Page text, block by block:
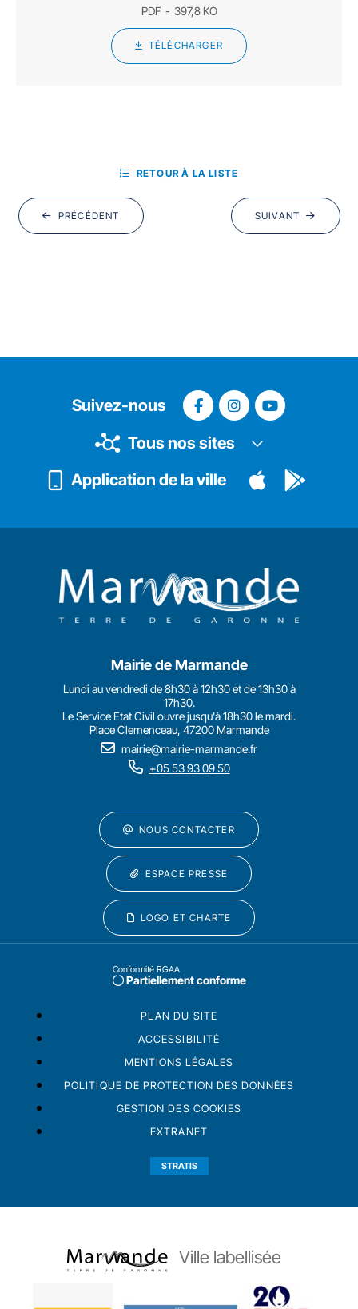
PDF 397,8 KO
TÉLÉCHARGER
PRÉCÉDENT
RETOUR À LA LISTE
SUIVANT
Suivez-nous
Tous nos sites
Application de la ville
Mairie de Marmande
Lundi au vendredi de 8h30 à 12h30 et de 13h30 à
17h30.
Le Service Etat Civil ouvre jusqu'à 18h30 le mardi.
Place Clemenceau, 47200 Marmande
mairie@mairie-marmande.fr
+05 53 93 09 50
NOUS CONTACTER
ESPACE PRESSE
LOGO ET CHARTE
Conformité RGAA
Partiellement conforme
PLAN DU SITE
ACCESSIBILITÉ
MENTIONS LÉGALES
POLITIQUE DE PROTECTION DES DONNÉES
GESTION DES COOKIES
EXTRANET
STRATIS
Ville labellisée